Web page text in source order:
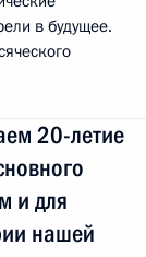
в будущее.
20-летие
и для
нашей